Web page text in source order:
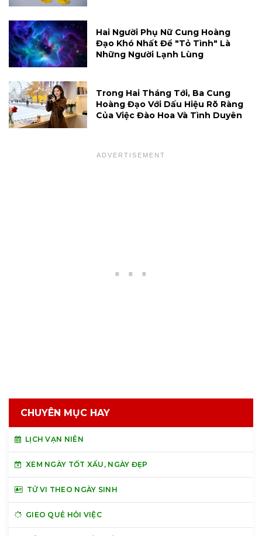
Hai Người Phụ Nữ Cung Hoàng
Đạo Khó Nhất Để "tỏ Tình" Là
Những Người Lạnh Lùng
Trong Hai Tháng Tới, Ba Cung
Hoàng Đạo Với Dấu Hiệu Rõ Ràng
Của Việc Đào Hoa Và Tình Duyên
CHUYÊN MỤC HAY
LỊCH VẠN NIÊN
XEM NGÀY TỐT XẤU, NGÀY ĐẸP
TỬ VI THEO NGÀY SINH
GIEO QUẺ HỎI VIỆC